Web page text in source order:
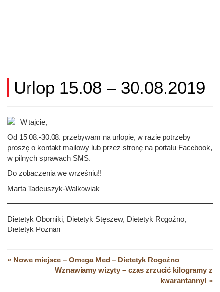
Urlop 15.08 – 30.08.2019
Witajcie,
Od 15.08.-30.08. przebywam na urlopie, w razie potrzeby
proszę o kontakt mailowy lub przez stronę na portalu Facebook,
w pilnych sprawach SMS.
Do zobaczenia we wrześniu!!
Marta Tadeuszyk-Walkowiak
Dietetyk Oborniki, Dietetyk Stęszew, Dietetyk Rogoźno,
Dietetyk Poznań
« Nowe miejsce – Omega Med – Dietetyk Rogoźno
Wznawiamy wizyty – czas zrzucić kilogramy z
kwarantanny! »